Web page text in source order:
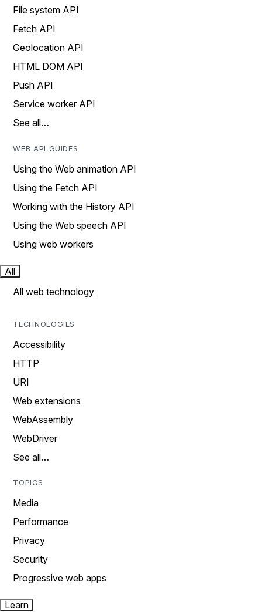
File system API
Fetch API
Geolocation API
HTML DOM API
Push API
Service worker API
See all…
WEB API GUIDES
Using the Web animation API
Using the Fetch API
Working with the History API
Using the Web speech API
Using web workers
All
All web technology
TECHNOLOGIES
Accessibility
HTTP
URI
Web extensions
WebAssembly
WebDriver
See all…
TOPICS
Media
Performance
Privacy
Security
Progressive web apps
Learn